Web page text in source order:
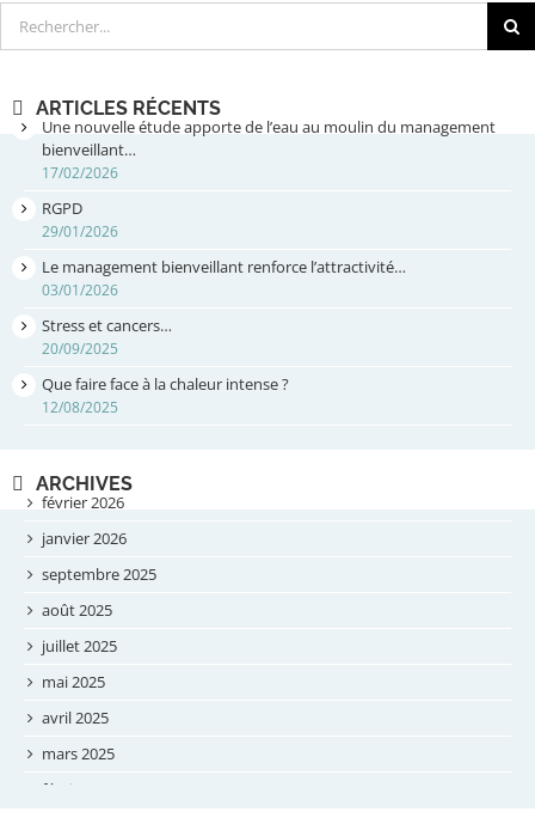
Rechercher
ARTICLES RÉCENTS
Une nouvelle étude apporte de l’eau au moulin du management
bienveillant…
17/02/2026
RGPD
29/01/2026
Le management bienveillant renforce l’attractivité…
03/01/2026
Stress et cancers…
20/09/2025
Que faire face à la chaleur intense ?
12/08/2025
ARCHIVES
février 2026
janvier 2026
septembre 2025
août 2025
juillet 2025
mai 2025
avril 2025
mars 2025
février 2025